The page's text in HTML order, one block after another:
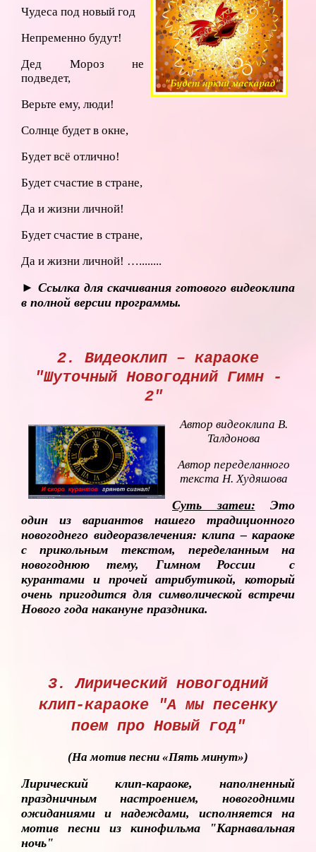
Чудеса под новый год
Непременно будут!
Дед Мороз не
подведет,
Верьте ему, люди!
Солнце будет в окне,
Будет всё отлично!
Будет счастие в стране,
Да и жизни личной!
Будет счастие в стране,
Да и жизни личной! …........
► Ссылка для скачивания готового видеоклипа
в полной версии программы.
2. Видеоклип – караоке
"Шуточный Новогодний Гимн -
2"
Автор видеоклипа В.
Талдонова
Автор переделанного
текста Н. Худяшова
Суть затеи:
Это
один из вариантов нашего традиционного
новогоднего видеоразвлечения: клипа – караоке
с прикольным текстом, переделанным на
новогоднюю тему, Гимном России с
курантами и прочей атрибутикой, который
очень пригодится для символической встречи
Нового года накануне праздника.
3. Лирический новогодний
клип-караоке "А мы песенку
поем про Новый год"
(На мотив песни «Пять минут»)
Лирический клип-караоке, наполненный
праздничным настроением, новогодними
ожиданиями и надеждами, исполняется на
мотив песни из кинофильма "Карнавальная
ночь"